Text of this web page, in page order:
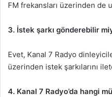
FM frekansları üzerinden de
3. İstek şarkı gönderebilir
Evet, Kanal 7 Radyo
üzerinden istek şarkılarını
4. Kanal 7 Radyo’da hangi